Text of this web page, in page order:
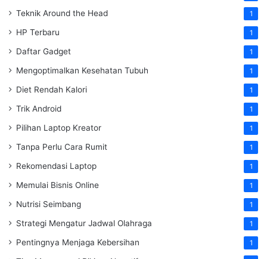
Teknik Around the Head 1
HP Terbaru 1
Daftar Gadget 1
Mengoptimalkan Kesehatan Tubuh 1
Diet Rendah Kalori 1
Trik Android 1
Pilihan Laptop Kreator 1
Tanpa Perlu Cara Rumit 1
Rekomendasi Laptop 1
Memulai Bisnis Online 1
Nutrisi Seimbang 1
Strategi Mengatur Jadwal Olahraga 1
Pentingnya Menjaga Kebersihan 1